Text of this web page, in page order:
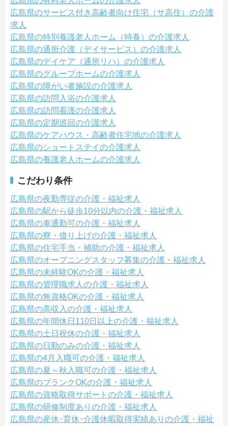
広島県のサービス付き高齢者向け住宅（サ高住）の介護
求人
広島県の特別養護老人ホーム（特養）の介護求人
広島県の通所介護（デイサービス）の介護求人
広島県のデイケア（通所リハ）の介護求人
広島県のグループホームの介護求人
広島県の障がい者施設の介護求人
広島県の訪問入浴の介護求人
広島県の訪問看護の介護求人
広島県の定期巡回の介護求人
広島県のケアハウス・高齢者住宅地の介護求人
広島県のショートステイの介護求人
広島県の養護老人ホームの介護求人
こだわり条件
広島県の夜勤専従の介護・福祉求人
広島県の駅から徒歩10分以内の介護・福祉求人
広島県の車通勤可の介護・福祉求人
広島県の寮・借り上げの介護・福祉求人
広島県の住宅手当・補助の介護・福祉求人
広島県のオープニングスタッフ募集の介護・福祉求人
広島県の未経験OKの介護・福祉求人
広島県の管理職求人の介護・福祉求人
広島県の無資格OKの介護・福祉求人
広島県の高収入の介護・福祉求人
広島県の年間休日110日以上の介護・福祉求人
広島県の土日祝休の介護・福祉求人
広島県の日勤のみの介護・福祉求人
広島県の4月入職可の介護・福祉求人
広島県の夏～秋入職可の介護・福祉求人
広島県のブランクOKの介護・福祉求人
広島県の資格取得サポートの介護・福祉求人
広島県の研修制度ありの介護・福祉求人
広島県の産休･育休･介護休暇取得実績ありの介護・福祉